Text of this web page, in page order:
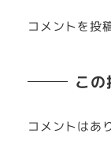
コメントを投
こ
コメントはあ